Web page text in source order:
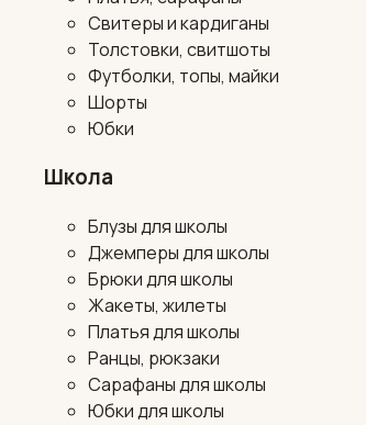
Свитеры и кардиганы
Толстовки, свитшоты
Футболки, топы, майки
Шорты
Юбки
Школа
Блузы для школы
Джемперы для школы
Брюки для школы
Жакеты, жилеты
Платья для школы
Ранцы, рюкзаки
Сарафаны для школы
Юбки для школы